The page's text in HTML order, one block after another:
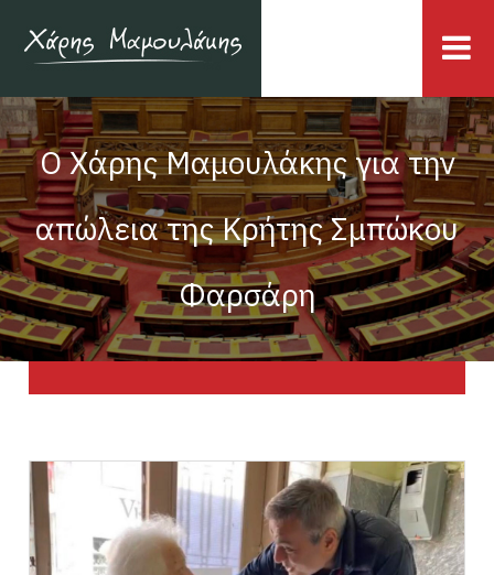
Ο Χάρης Μαμουλάκης για την
απώλεια της Κρήτης Σμπώκου
Φαρσάρη